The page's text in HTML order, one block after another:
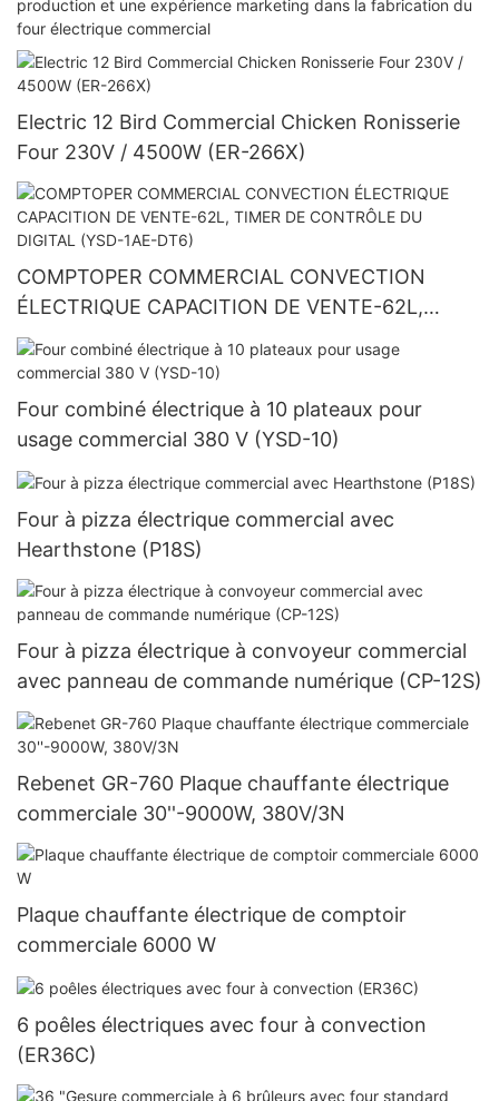
production et une expérience marketing dans la fabrication du
four électrique commercial
Electric 12 Bird Commercial Chicken Ronisserie
Four 230V / 4500W (ER-266X)
COMPTOPER COMMERCIAL CONVECTION
ÉLECTRIQUE CAPACITION DE VENTE-62L,
TIMER DE CONTRÔLE DU DIGITAL (YSD-1AE-
DT6)
Four combiné électrique à 10 plateaux pour
usage commercial 380 V (YSD-10)
Four à pizza électrique commercial avec
Hearthstone (P18S)
Four à pizza électrique à convoyeur commercial
avec panneau de commande numérique (CP-12S)
Rebenet GR-760 Plaque chauffante électrique
commerciale 30''-9000W, 380V/3N
Plaque chauffante électrique de comptoir
commerciale 6000 W
6 poêles électriques avec four à convection
(ER36C)